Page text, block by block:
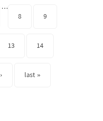
…
8
9
13 14
last »